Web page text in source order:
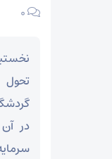
۰
تحول
در